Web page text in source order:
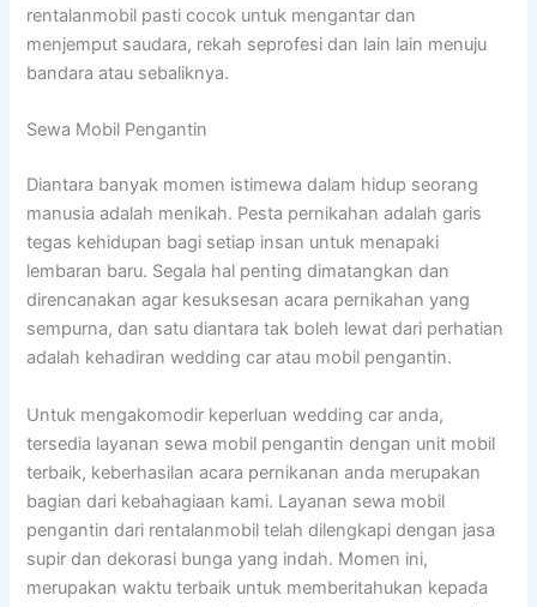
rentalanmobil pasti cocok untuk mengantar dan
menjemput saudara, rekah seprofesi dan lain lain menuju
bandara atau sebaliknya.
Sewa Mobil Pengantin
Diantara banyak momen istimewa dalam hidup seorang
manusia adalah menikah. Pesta pernikahan adalah garis
tegas kehidupan bagi setiap insan untuk menapaki
lembaran baru. Segala hal penting dimatangkan dan
direncanakan agar kesuksesan acara pernikahan yang
sempurna, dan satu diantara tak boleh lewat dari perhatian
adalah kehadiran wedding car atau mobil pengantin.
Untuk mengakomodir keperluan wedding car anda,
tersedia layanan sewa mobil pengantin dengan unit mobil
terbaik, keberhasilan acara pernikanan anda merupakan
bagian dari kebahagiaan kami. Layanan sewa mobil
pengantin dari rentalanmobil telah dilengkapi dengan jasa
supir dan dekorasi bunga yang indah. Momen ini,
merupakan waktu terbaik untuk memberitahukan kepada